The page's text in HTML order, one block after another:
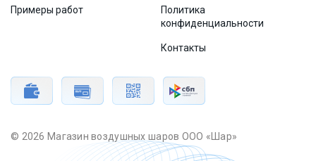
Примеры работ
Политика
конфиденциальности
Контакты
© 2026 Магазин воздушных шаров ООО «Шар»